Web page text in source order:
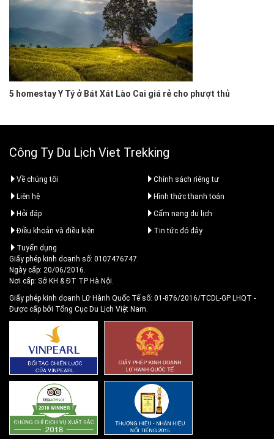
5 homestay Y Tý ở Bát Xát Lào Cai giá rẻ cho phượt thủ
Công Ty Du Lịch Viet Trekking
Về chúng tôi
Chính sách riêng tư
Liên hệ
Hình thức thanh toán
Hỏi đáp
Cẩm nang du lịch
Điều khoản và điều kiện
Tin tức đó đây
Tuyển dụng
Giấy phép kinh doanh số: 0107476747.
Ngày cấp: 20/06/2016.
Nơi cấp: Sở KH & ĐT TP Hà Nội.
Giấy phép kinh doanh Lữ Hành Quốc Tế số: 01-876/2016/TCDL-GP LHQT -
Được cấp bởi Tổng Cục Du Lịch Việt Nam.